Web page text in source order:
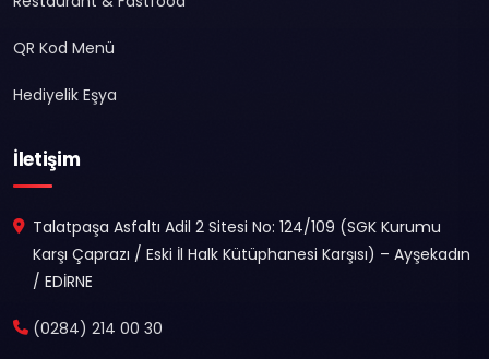
QR Kod Menü
Hediyelik Eşya
İletişim
Talatpaşa Asfaltı Adil 2 Sitesi No: 124/109 (SGK Kurumu
Karşı Çaprazı / Eski İl Halk Kütüphanesi Karşısı) – Ayşekadın
/ EDİRNE
(0284) 214 00 30